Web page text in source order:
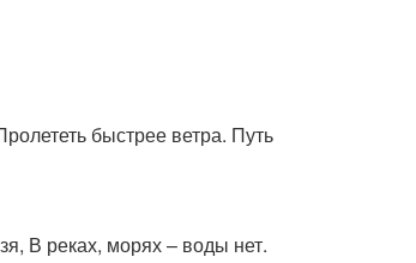
быстрее ветра. Путь
В реках, морях – воды нет.